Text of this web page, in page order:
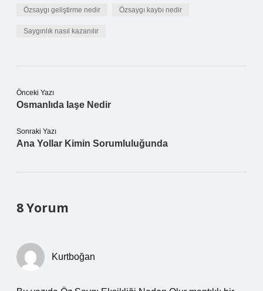
Özsaygı geliştirme nedir Özsaygı kaybı nedir
Saygınlık nasıl kazanılır
Önceki Yazı
Osmanlıda Iaşe Nedir
Sonraki Yazı
Ana Yollar Kimin Sorumluluğunda
8 Yorum
Kurtboğan